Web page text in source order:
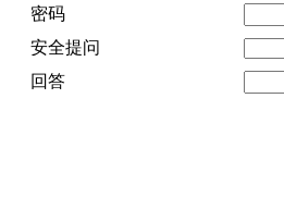
密码
安全提问
回答